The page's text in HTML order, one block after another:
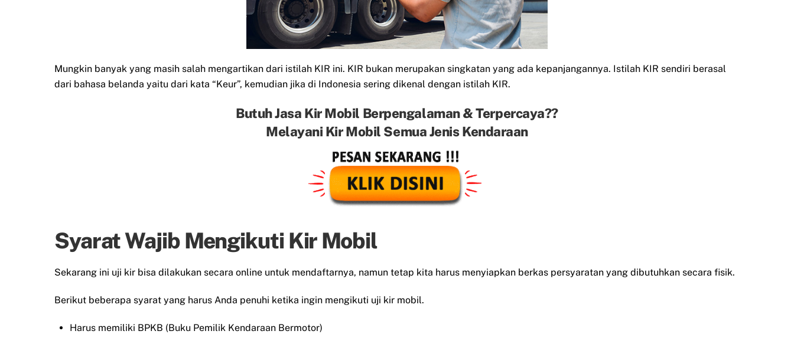
Mungkin banyak yang masih salah mengartikan dari istilah KIR ini. KIR bukan merupakan singkatan yang ada kepanjangannya. Istilah KIR sendiri berasal
dari bahasa belanda yaitu dari kata “Keur”, kemudian jika di Indonesia sering dikenal dengan istilah KIR.
Butuh Jasa Kir Mobil Berpengalaman & Terpercaya??
Melayani Kir Mobil Semua Jenis Kendaraan
Syarat Wajib Mengikuti Kir Mobil
Sekarang ini uji kir bisa dilakukan secara online untuk mendaftarnya, namun tetap kita harus menyiapkan berkas persyaratan yang dibutuhkan secara fisik.
Berikut beberapa syarat yang harus Anda penuhi ketika ingin mengikuti uji kir mobil.
Harus memiliki BPKB (Buku Pemilik Kendaraan Bermotor)